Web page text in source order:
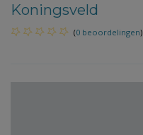
Koningsveld
(0 beoordelingen)